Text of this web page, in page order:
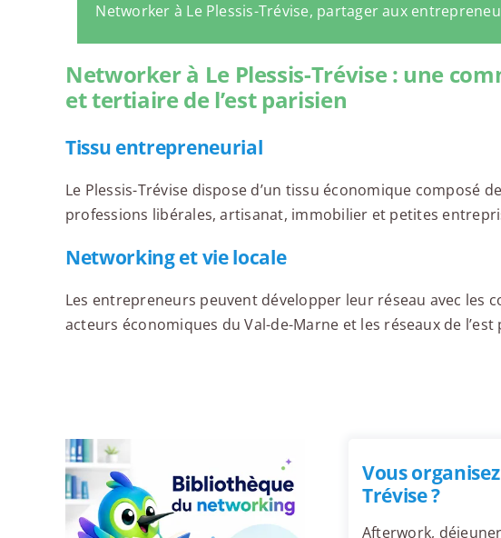
Networker à Le Plessis-Trévise, partager aux
Networker à Le Plessis-Trévise : une
et tertiaire de l’est parisien
Tissu entrepreneurial
Le Plessis-Trévise dispose d’un tissu économique composé
professions libérales, artisanat, immobilier et petites
Networking et vie locale
Les entrepreneurs peuvent développer leur réseau avec les
acteurs économiques du Val-de-Marne et les réseaux de l’est
Vous
Trévise ?
Afterwork,